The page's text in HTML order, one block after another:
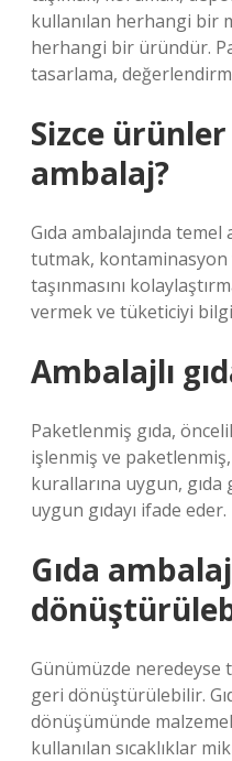
kullanılan herhangi bir
herhangi bir üründür.
tasarlama,
Sizce
ambalaj?
Gıda ambalajında ​​temel
tutmak,
taşınmasını
vermek ve tüketiciyi
Ambalajlı
Paketlenmiş gıda,
işlenmiş ve
kurallarına uygun,
uygun gıdayı ifade eder.
Gıda
Günümüzde neredeyse
geri dönüştürülebilir.
dönüşümünde
kullanılan sıcaklıklar